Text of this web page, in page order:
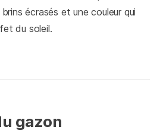
écrasés et une couleur qui
du soleil.
gazon